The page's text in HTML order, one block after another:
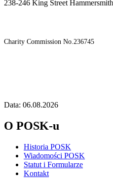
238-246 King Street
Charity Commission No.236745
Data: 06.08.2026
O POSK-u
Historia POSK
Wiadomości POSK
Statut i Formularze
Kontakt